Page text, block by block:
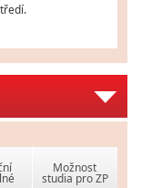
Možnost
studia pro ZP